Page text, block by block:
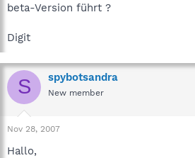
beta-Version führt ?
Digit
S spybotsandra
New member
Nov 28, 2007
Hallo,